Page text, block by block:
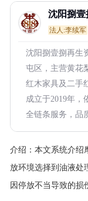
沈阳捌壹
司
法人:李续军
沈阳捌壹捌再生
屯区，主营黄花
红木家具及二手
成立于2019年，
全链条服务，品
介绍： 本文系统介绍
放环境选择到油液处
因停放不当导致的损